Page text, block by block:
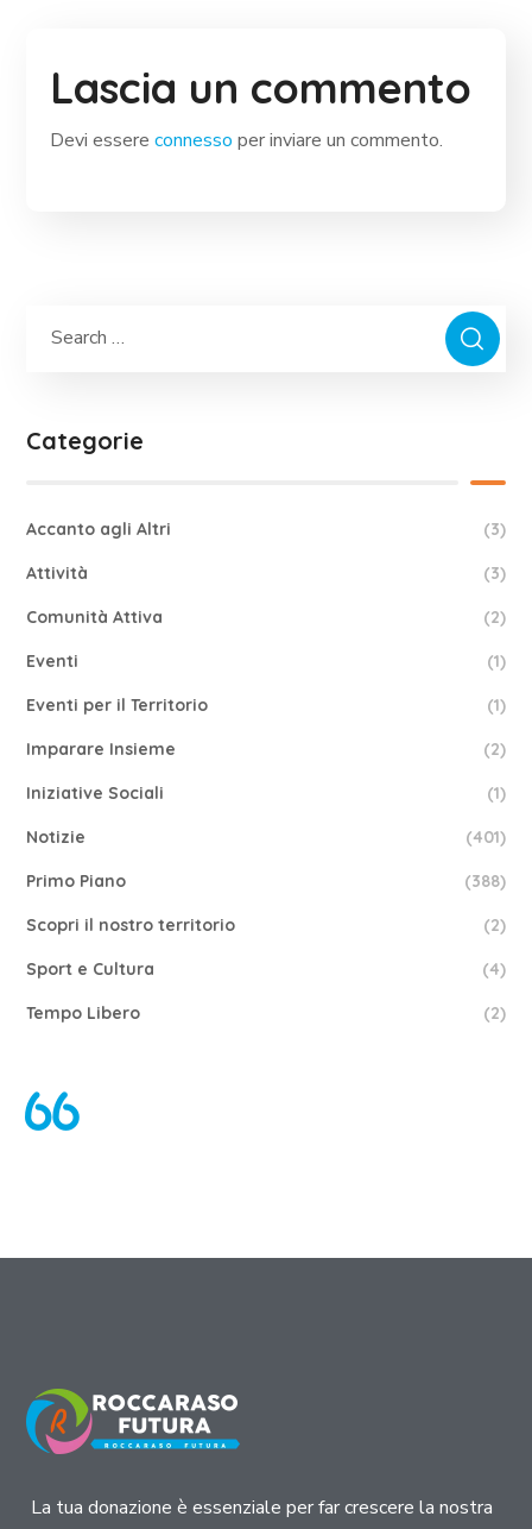
Lascia un commento
Devi essereconnesso per inviare un commento.
Categorie
Accanto agli Altri (3)
Attività (3)
Comunità Attiva (2)
Eventi (1)
Eventi per il Territorio (1)
Imparare Insieme (2)
Iniziative Sociali (1)
Notizie (401)
Primo Piano (388)
Scopri il nostro territorio (2)
Sport e Cultura (4)
Tempo Libero (2)
La tua donazione è essenziale per far crescere la nostra